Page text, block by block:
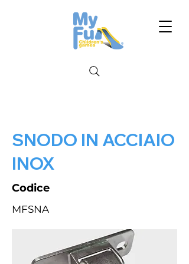
SNODO IN ACCIAIO
INOX
Codice
MFSNA